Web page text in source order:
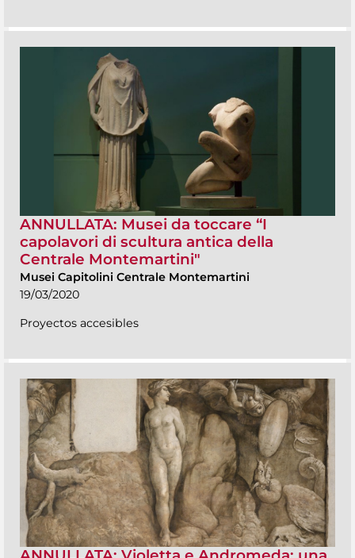
ANNULLATA: Musei da toccare “I
capolavori di scultura antica della
Centrale Montemartini"
Musei Capitolini Centrale Montemartini
19/03/2020
Proyectos accesibles